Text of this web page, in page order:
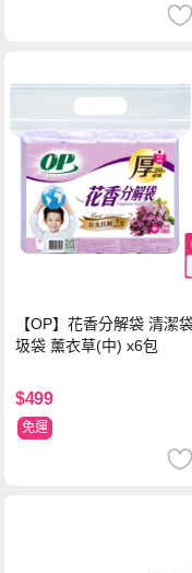
【OP】花香分解袋 清潔
圾袋 薰衣草(中) x6包
$499
免運